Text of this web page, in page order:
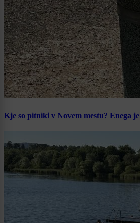
Kje so pitniki v Novem mestu? Enega